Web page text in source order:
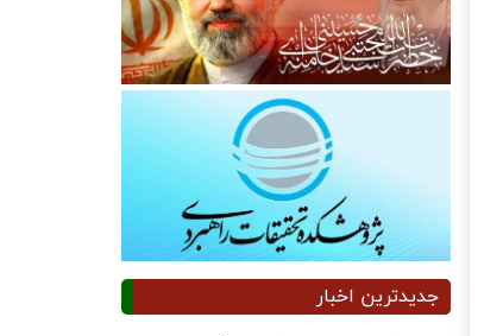
جدیدترین اخبار